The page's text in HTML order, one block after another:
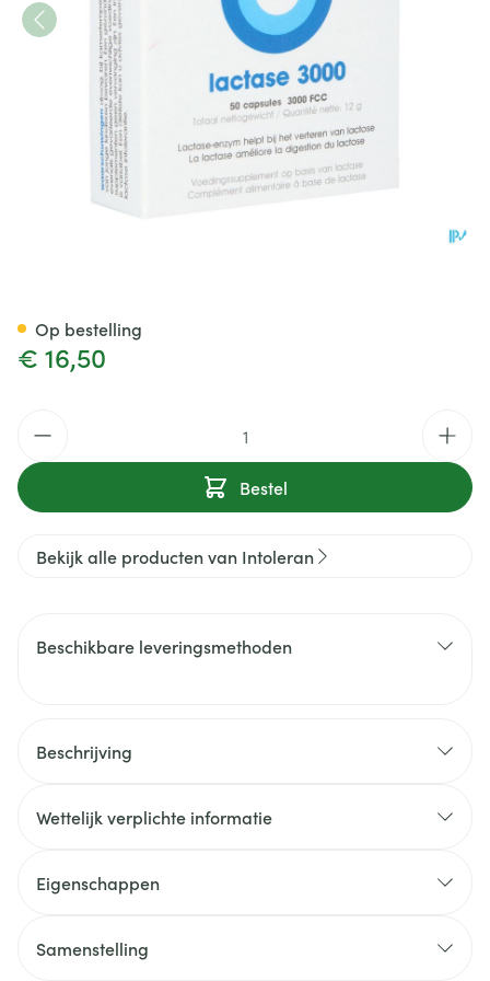
€ 16,50
Bestel
Op bestelling
Bekijk alle producten van Intoleran
Beschikbare leveringsmethoden
Beschrijving
Wettelijk verplichte informatie
Eigenschappen
Samenstelling